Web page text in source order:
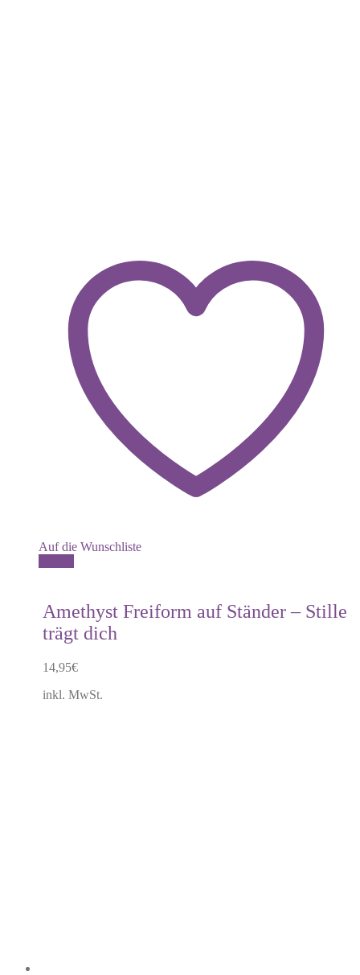
Auf die Wunschliste
mehrere
Varianten
auf.
Optionen
können
auf
Amethyst Freiform auf Ständer – Stille
trägt dich
14,95€
inkl. MwSt.